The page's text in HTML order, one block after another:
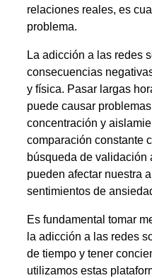
relaciones reales, es
problema.
La adicción a las redes
consecuencias
y física. Pasar largas
puede causar
concentración y
comparación constante
búsqueda de validación
pueden afectar nuestra
sentimientos de
Es fundamental tomar
la adicción a las redes
de tiempo y tener
utilizamos estas